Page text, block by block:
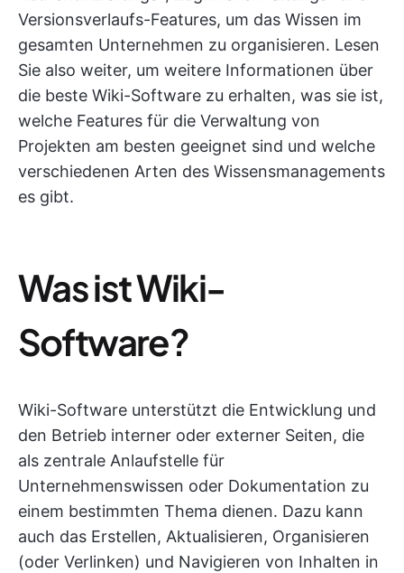
Versionsverlaufs-Features, um das Wissen im
gesamten Unternehmen zu organisieren. Lesen
Sie also weiter, um weitere Informationen über
die beste Wiki-Software zu erhalten, was sie ist,
welche Features für die Verwaltung von
Projekten am besten geeignet sind und welche
verschiedenen Arten des Wissensmanagements
es gibt.
Was ist Wiki-
Software?
Wiki-Software unterstützt die Entwicklung und
den Betrieb interner oder externer Seiten, die
als zentrale Anlaufstelle für
Unternehmenswissen oder Dokumentation zu
einem bestimmten Thema dienen. Dazu kann
auch das Erstellen, Aktualisieren, Organisieren
(oder Verlinken) und Navigieren von Inhalten in